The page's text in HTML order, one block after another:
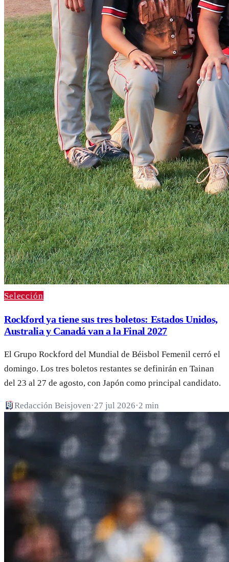
Selección
Rockford ya tiene sus tres boletos: Estados Unidos,
Australia y Canadá van a la Final 2027
El Grupo Rockford del Mundial de Béisbol Femenil cerró el
domingo. Los tres boletos restantes se definirán en Tainan
del 23 al 27 de agosto, con Japón como principal candidato.
Redacción Beisjoven·27 jul 2026·2 min